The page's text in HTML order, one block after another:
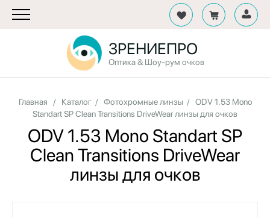
ЗРЕНИЕПРО
Оптика & Шоу-рум очков
Главная / Каталог / Фотохромные линзы /ODV 1.53 Mono
Standart SP Clean Transitions DriveWear линзы для очков
ODV 1.53 Mono Standart SP
Clean Transitions DriveWear
линзы для очков